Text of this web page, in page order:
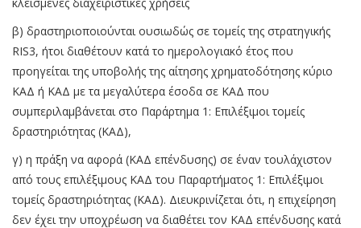
β) δραστηριοποιούνται ουσιωδώς σε τομείς της στρατηγικής
RIS3, ήτοι διαθέτουν κατά το ημερολογιακό έτος που
προηγείται της υποβολής της αίτησης χρηματοδότησης κύριο
ΚΑΔ ή ΚΑΔ με τα μεγαλύτερα έσοδα σε ΚΑΔ που
συμπεριλαμβάνεται στο Παράρτημα 1: Επιλέξιμοι τομείς
δραστηριότητας (ΚΑΔ),
γ) η πράξη να αφορά (ΚΑΔ επένδυσης) σε έναν τουλάχιστον
από τους επιλέξιμους ΚΑΔ του Παραρτήματος 1: Επιλέξιμοι
τομείς δραστηριότητας (ΚΑΔ). Διευκρινίζεται ότι, η επιχείρηση
δεν έχει την υποχρέωση να διαθέτει τον ΚΑΔ επένδυσης κατά